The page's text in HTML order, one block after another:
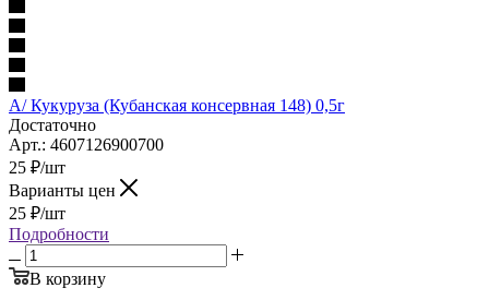
А/ Кукуруза (Кубанская консервная 148) 0,5г
Достаточно
Арт.: 4607126900700
25 ₽/шт
Варианты цен
25 ₽/шт
Подробности
В корзину